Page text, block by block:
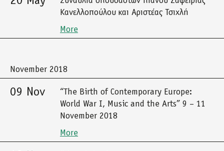
Κανελλοπούλου και Αριστέας Τσιχλή
More
November 2018
09 Nov
“The Birth of Contemporary Europe:
World War I, Music and the Arts” 9 – 11
November 2018
More